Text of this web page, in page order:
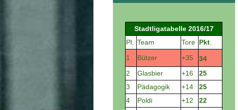
Stadtligatabelle 2016/17
Pl. Team Tore Pkt.
1
Bützer +35
34
2
Glasbier +16
25
3
Pädagogik +14
25
4
Poldi +12
22